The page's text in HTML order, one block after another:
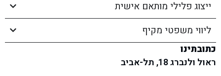
ייצוג פלילי מותאם אישית
ליווי משפטי מקיף
כתובתינו
ראול ולנברג 18, תל-אביב